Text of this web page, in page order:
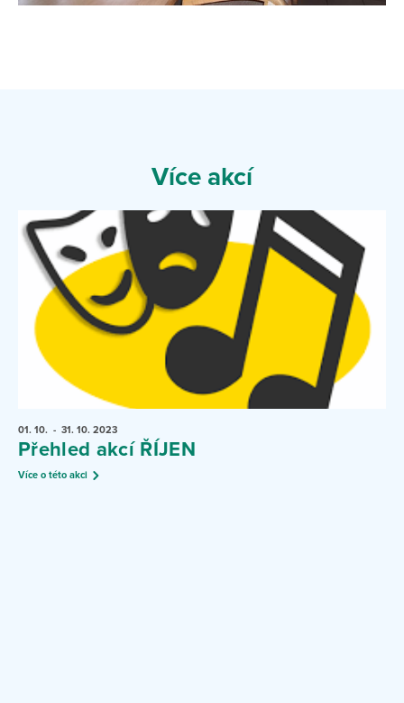
Více akcí
01. 10. - 31. 10. 2023
Přehled akcí ŘÍJEN
Více o této akci